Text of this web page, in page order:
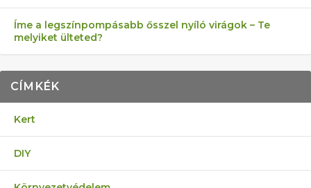
Íme a legszínpompásabb ősszel nyíló virágok – Te
melyiket ülteted?
CÍMKÉK
Kert
DIY